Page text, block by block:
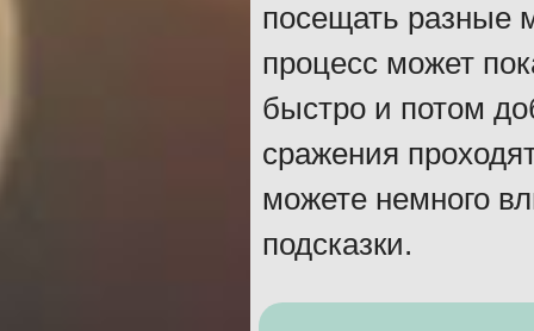
посещать разные
процесс может
быстро и потом
сражения
можете немного
подсказки.